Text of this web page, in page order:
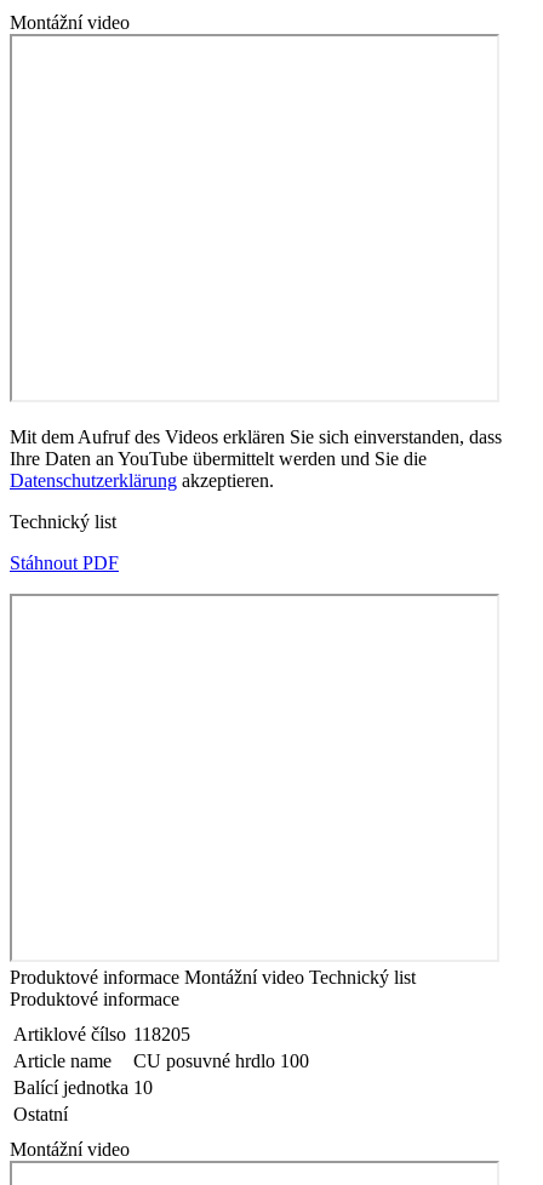
Montážní video
Mit dem Aufruf des Videos erklären Sie sich einverstanden, dass
Ihre Daten an YouTube übermittelt werden und Sie die
Datenschutzerklärung akzeptieren.
Technický list
Stáhnout PDF
Produktové informace Montážní video Technický list
Produktové informace
Artiklové čílso 118205
Article name
CU posuvné hrdlo 100
Balící jednotka 10
Ostatní
Montážní video